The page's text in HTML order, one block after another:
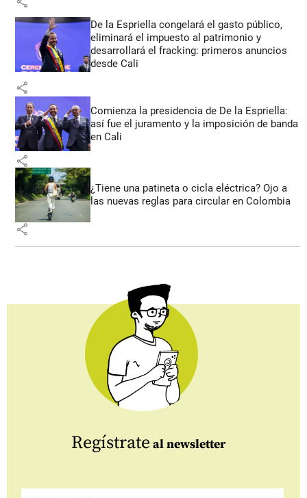
De la Espriella congelará el gasto público,
eliminará el impuesto al patrimonio y
desarrollará el fracking: primeros anuncios
desde Cali
share
Comienza la presidencia de De la Espriella:
así fue el juramento y la imposición de banda
en Cali
share
¿Tiene una patineta o cicla eléctrica? Ojo a
las nuevas reglas para circular en Colombia
share
Regístrate al newsletter